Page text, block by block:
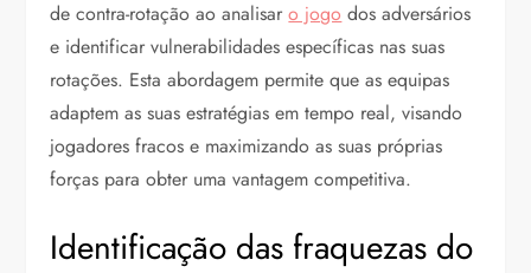
de contra-rotação ao analisaro jogo dos adversários
e identificar vulnerabilidades específicas nas suas
rotações. Esta abordagem permite que as equipas
adaptem as suas estratégias em tempo real, visando
jogadores fracos e maximizando as suas próprias
forças para obter uma vantagem competitiva.
Identificação das fraquezas do